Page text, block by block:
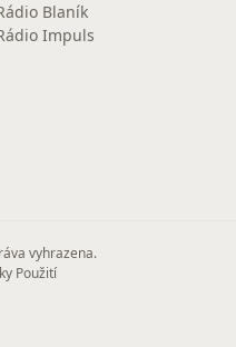
Blaník
Impuls
vyhrazena.
Použití